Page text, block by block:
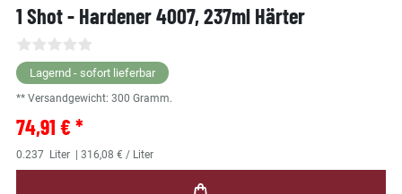
1 Shot - Hardener 4007, 237ml Härter
Lagernd - sofort lieferbar
** Versandgewicht: 300 Gramm.
74,91 € *
0.237 Liter | 316,08 € / Liter